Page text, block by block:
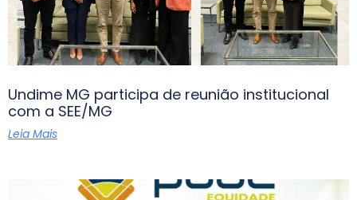
Undime MG participa de reunião institucional
com a SEE/MG
Leia Mais